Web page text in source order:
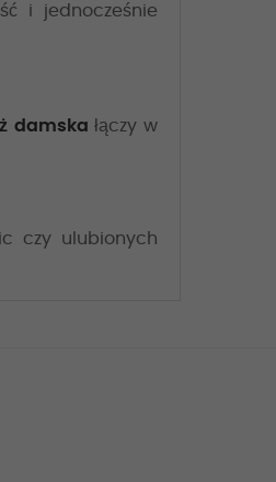
i jednocześnie
damska łączy w
czy ulubionych